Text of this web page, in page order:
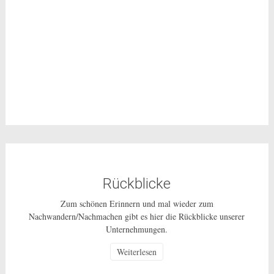
Rückblicke
Zum schönen Erinnern und mal wieder zum
Nachwandern/Nachmachen gibt es hier die Rückblicke unserer
Unternehmungen.
Weiterlesen